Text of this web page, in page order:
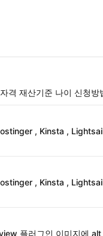
격 재산기준 나이 신청방
, Kinsta ,
, Kinsta ,
플러그인 이미지에 alt